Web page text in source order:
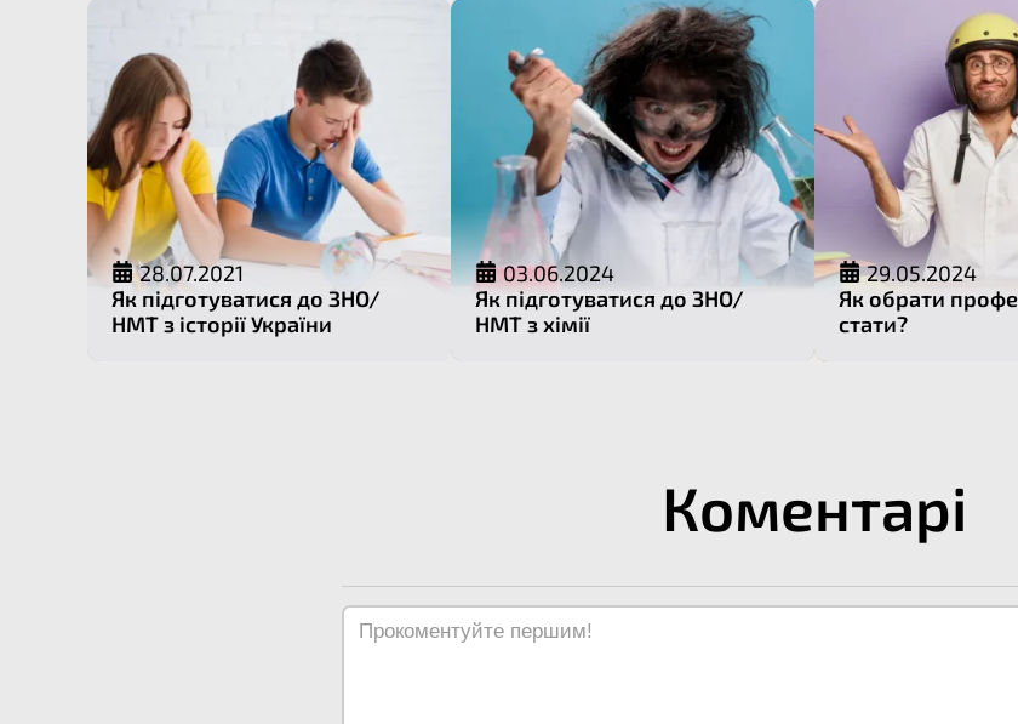
28.07.2021
Як підготуватися до ЗНО/
НМТ з історії України
03.06.2024
Як підготуватися до ЗНО/
НМТ з хімії
29.05.2024
Як обрати
стати?
Коментарі